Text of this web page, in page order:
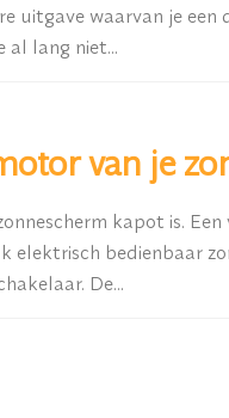
uitgave waarvan je
al lang niet...
van je
kapot is.
elektrisch bedienbaar
De...